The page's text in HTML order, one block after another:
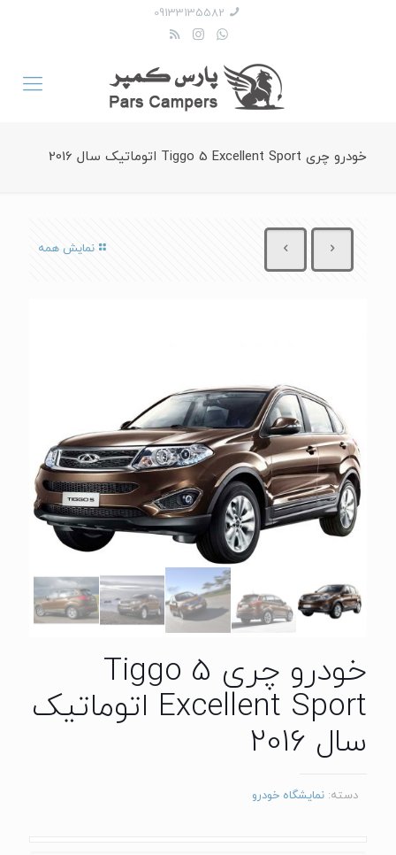
09133135582
خودرو چری Tiggo 5 Excellent Sport اتوماتیک سال 2016
نمایش همه
خودرو چری Tiggo 5
Excellent Sport اتوماتیک
سال 2016
دسته: نمایشگاه خودرو